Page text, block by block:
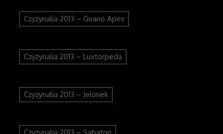
Czyżynalia 2013 – Guano Apes
Czyżynalia 2013 – Luxtorpeda
Czyzynalia 2013 – Jelonek
Czyżynalia 2013 – Sabaton